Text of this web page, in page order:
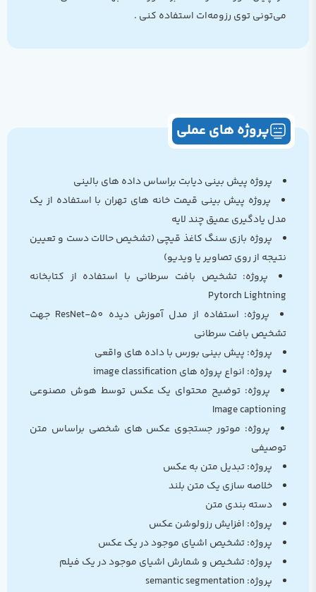
می‌تونی توی رزومه‌ات استفاده کنی .
پروژه های عملی
پروژه پیش بینی دیابت براساس داده های بالینی
پروژه پیش بینی قیمت خانه های تهران با استفاده از یک
مدل یادگیری عمیق چند لایه
پروژه بازی سنگ کاغذ قیچی (تشخیص حالات دست و تعیین
نتیجه از روی تصاویر یا ویدیو)
پروژه: تشخیص بافت سرطانی با استفاده از کتابخانه
Pytorch Lightning
پروژه: استفاده از مدل آموزش دیده ResNet-50 جهت
تشخیص بافت سرطانی
پروژه: پیش بینی بورس با داده های واقعی
پروژه: انواع پروژه های image classification
پروژه: توضیح محتوای یک عکس توسط هوش مصنوعی
Image captioning
پروژه: موتور جستجوی عکس های شخصی براساس متن
توصیفی
پروژه: تبدیل متن به عکس
خلاصه سازی یک متن بلند
دسته بندی متن
پروژه: افزایش رزولوشن عکس
پروژه: تشخیص اشیای موجود در یک عکس
پروژه: تشخیص و شمارش اشیای موجود در یک فیلم
پروژه: semantic segmentation